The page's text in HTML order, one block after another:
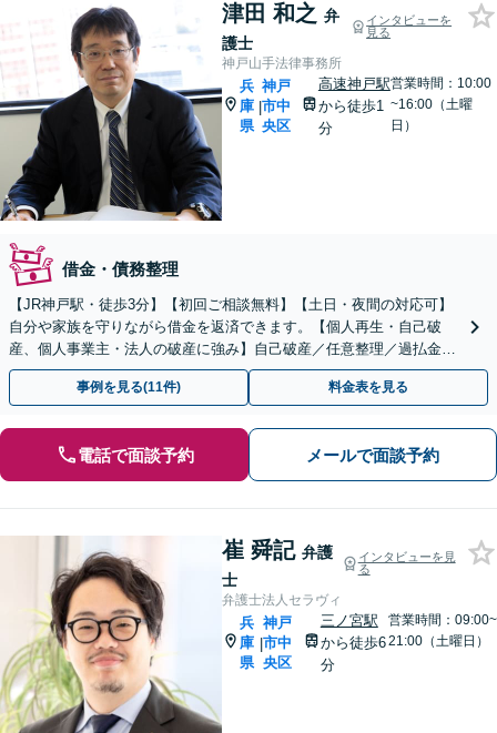
津田 和之 弁
護士
インタビューを
見る
神戸山手法律事務所
兵
庫
県
|
神戸
市中
央区
高速神戸駅
から徒歩1
分
営業時間：10:00
~16:00（土曜
日）
借金・債務整理
【JR神戸駅・徒歩3分】【初回ご相談無料】【土日・夜間の対応可】
自分や家族を守りながら借金を返済できます。【個人再生・自己破
産、個人事業主・法人の破産に強み】自己破産／任意整理／過払金返
還など対応可能です。悩まず、安心して相談ください！
事例を見る(11件) 料金表を見る
電話で面談予約 メールで面談予約
崔 舜記 弁護
士
インタビューを見
る
弁護士法人セラヴィ
兵
庫
県
|
神戸
市中
央区
三ノ宮駅
から徒歩6
分
営業時間：09:00~
21:00（土曜日）